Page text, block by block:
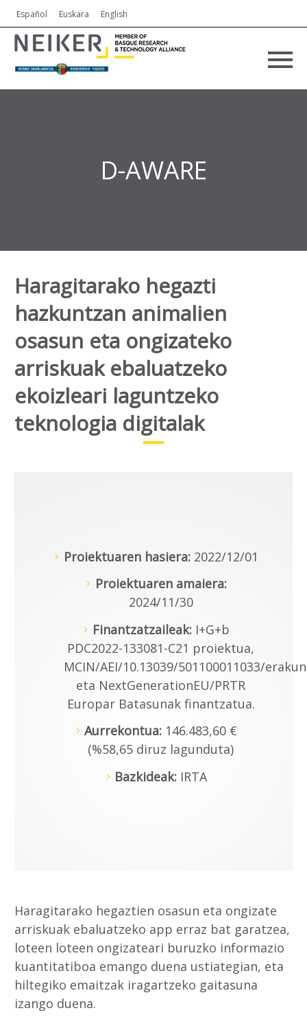
Español Euskara English
D-AWARE
Haragitarako hegazti
hazkuntzan animalien
osasun eta ongizateko
arriskuak ebaluatzeko
ekoizleari laguntzeko
teknologia digitalak
Proiektuaren hasiera:2022/12/01
Proiektuaren amaiera:
2024/11/30
Finantzatzaileak: I+G+b
PDC2022-133081-C21 proiektua,
MCIN/AEI/10.13039/501100011033/
eta NextGenerationEU/PRTR
Europar Batasunak finantzatua.
Aurrekontua: 146.483,60 €
(%58,65 diruz lagunduta)
Bazkideak: IRTA
Haragitarako hegaztien osasun eta ongizate
arriskuak ebaluatzeko app erraz bat garatzea,
loteen loteen ongizateari buruzko informazio
kuantitatiboa emango duena ustiategian, eta
hiltegiko emaitzak iragartzeko gaitasuna
izango duena.